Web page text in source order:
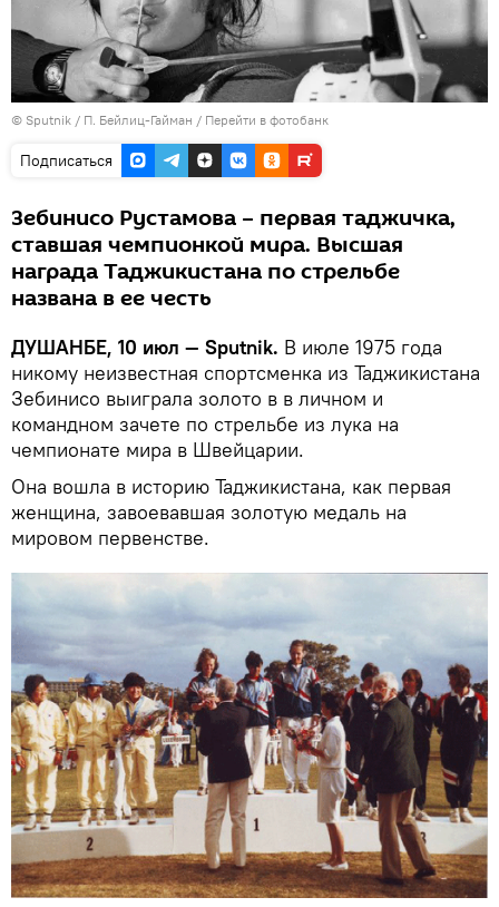
© Sputnik / П. Бейлиц-Гайман / Перейти в фотобанк
Подписаться
Зебинисо Рустамова – первая таджичка,
ставшая чемпионкой мира. Высшая
награда Таджикистана по стрельбе
названа в ее честь
ДУШАНБЕ, 10 июл — Sputnik. В июле 1975 года
никому неизвестная спортсменка из Таджикистана
Зебинисо выиграла золото в в личном и
командном зачете по стрельбе из лука на
чемпионате мира в Швейцарии.
Она вошла в историю Таджикистана, как первая
женщина, завоевавшая золотую медаль на
мировом первенстве.